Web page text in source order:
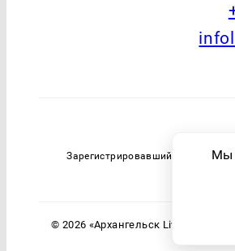
Зарегистрировавший орган:
© 2026 «Архангельск Live» | Все
Мы